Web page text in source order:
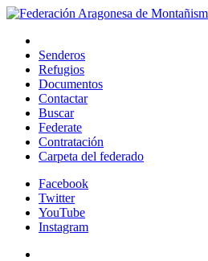
Senderos
Refugios
Documentos
Contactar
Buscar
Federate
Contratación
Carpeta del federado
Facebook
Twitter
YouTube
Instagram